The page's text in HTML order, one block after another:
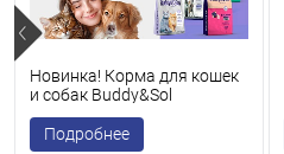
Новинка! Корма для кошек
и собак Buddy&Sol
Подробнее